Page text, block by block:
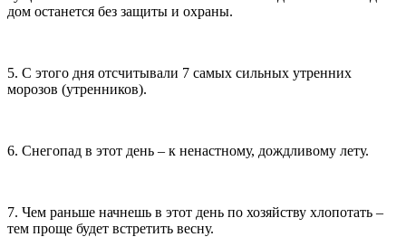
дом останется без защиты и охраны.
5. С этого дня отсчитывали 7 самых сильных утренних
морозов (утренников).
6. Снегопад в этот день – к ненастному, дождливому лету.
7. Чем раньше начнешь в этот день по хозяйству хлопотать –
тем проще будет встретить весну.